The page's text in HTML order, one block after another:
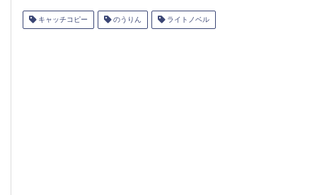
キャッチコピー のうりん ライトノベル